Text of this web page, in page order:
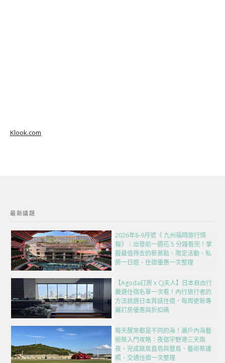
Klook.com
最新議題
2026年8-9月號《 九州福岡旅行情
報》｜出發前一週花 5 分鐘看完！掌
握最值得去的新景點、限定活動、私
房一日遊、住宿優惠一次整理
【Agoda訂房 x CJ夫人】日本自由行
嚴選住宿名單一次看！內行旅行者的
方法挑選日本質感住宿，每周更新專
屬訂房優惠與折扣碼
每天醒來都是不同的海！瀨戶內海藝
術祭入門攻略：夜宿宇野港三天兩
夜，完成跳島直島與豐島、藝術祭護
照、交通住宿一次整理